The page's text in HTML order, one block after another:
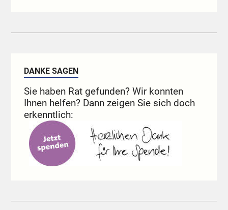
DANKE SAGEN
Sie haben Rat gefunden? Wir konnten
Ihnen helfen? Dann zeigen Sie sich doch
erkenntlich: